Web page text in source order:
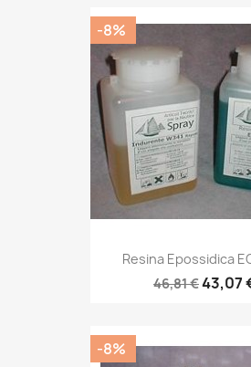
Resina Epossidica
46,81 €43,07
-8%
-8%